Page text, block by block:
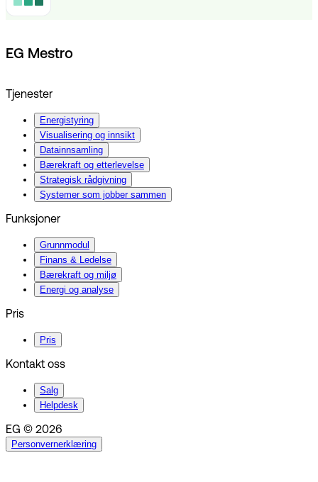
EG Mestro
Tjenester
Energistyring
Visualisering og innsikt
Datainnsamling
Bærekraft og etterlevelse
Strategisk rådgivning
Systemer som jobber sammen
Funksjoner
Grunnmodul
Finans & Ledelse
Bærekraft og miljø
Energi og analyse
Pris
Pris
Kontakt oss
Salg
Helpdesk
EG © 2026
Personvernerklæring